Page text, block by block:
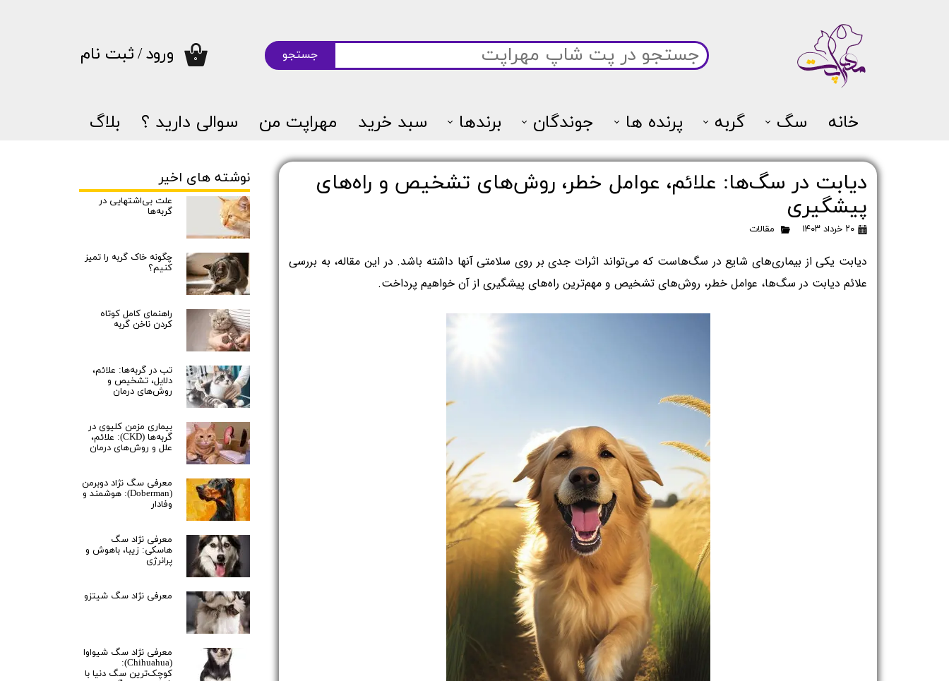
خانه سگ گربه پرنده ها جوندگان برندها سبد خرید مهراپت من سوالی دارید ؟ بلاگ
۰ جستجو ورود/ثبت نام
دیابت در سگ‌ها: علائم، عوامل خطر، روش‌های تشخیص و راه‌های
پیشگیری
۲۰ خرداد ۱۴۰۳ مقالات
علائم دیابت در سگ‌ها، عوامل خطر، روش‌های تشخیص و مهم‌ترین راه‌های پیشگیری از آن خواهیم پرداخت.
نوشته های اخیر
علت بی‌اشتهایی در
گربه‌ها
چگونه خاک گربه را تمیز
کنیم؟
راهنمای کامل کوتاه
کردن ناخن گربه
تب در گربه‌ها: علائم،
دلایل، تشخیص و
روش‌های درمان
بیماری مزمن کلیوی در
گربه‌ها (CKD): علائم،
علل و روش‌های درمان
معرفی سگ نژاد دوبرمن
(Doberman): هوشمند و
وفادار
معرفی نژاد سگ
هاسکی: زیبا، باهوش و
پرانرژی
معرفی نژاد سگ شیتزو
معرفی نژاد سگ شیواوا
(Chihuahua):
کوچک‌ترین سگ دنیا با